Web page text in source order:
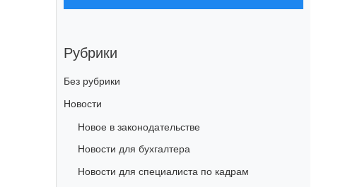
Рубрики
Без рубрики
Новости
Новое в законодательстве
Новости для бухгалтера
Новости для специалиста по кадрам